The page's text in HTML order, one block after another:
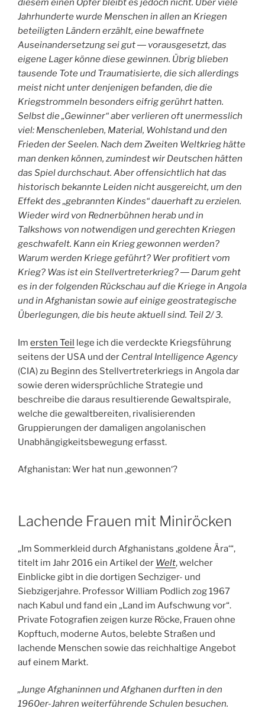
diesem einen Opfer bleibt es jedoch nicht. Über viele
Jahrhunderte wurde Menschen in allen an Kriegen
beteiligten Ländern erzählt, eine bewaffnete
Auseinandersetzung sei gut ― vorausgesetzt, das
eigene Lager könne diese gewinnen. Übrig blieben
tausende Tote und Traumatisierte, die sich allerdings
meist nicht unter denjenigen befanden, die die
Kriegstrommeln besonders eifrig gerührt hatten.
Selbst die „Gewinner“ aber verlieren oft unermesslich
viel: Menschenleben, Material, Wohlstand und den
Frieden der Seelen. Nach dem Zweiten Weltkrieg hätte
man denken können, zumindest wir Deutschen hätten
das Spiel durchschaut. Aber offensichtlich hat das
historisch bekannte Leiden nicht ausgereicht, um den
Effekt des „gebrannten Kindes“ dauerhaft zu erzielen.
Wieder wird von Rednerbühnen herab und in
Talkshows von notwendigen und gerechten Kriegen
geschwafelt. Kann ein Krieg gewonnen werden?
Warum werden Kriege geführt? Wer profitiert vom
Krieg? Was ist ein Stellvertreterkrieg? ― Darum geht
es in der folgenden Rückschau auf die Kriege in Angola
und in Afghanistan sowie auf einige geostrategische
Überlegungen, die bis heute aktuell sind. Teil 2/ 3.
Im ersten Teil lege ich die verdeckte Kriegsführung
seitens der USA und der Central Intelligence Agency
(CIA) zu Beginn des Stellvertreterkriegs in Angola dar
sowie deren widersprüchliche Strategie und
beschreibe die daraus resultierende Gewaltspirale,
welche die gewaltbereiten, rivalisierenden
Gruppierungen der damaligen angolanischen
Unabhängigkeitsbewegung erfasst.
Afghanistan: Wer hat nun ‚gewonnen‘?
Lachende Frauen mit Miniröcken
„Im Sommerkleid durch Afghanistans ‚goldene Ära‘“,
titelt im Jahr 2016 ein Artikel der Welt, welcher
Einblicke gibt in die dortigen Sechziger- und
Siebzigerjahre. Professor William Podlich zog 1967
nach Kabul und fand ein „Land im Aufschwung vor“.
Private Fotografien zeigen kurze Röcke, Frauen ohne
Kopftuch, moderne Autos, belebte Straßen und
lachende Menschen sowie das reichhaltige Angebot
auf einem Markt.
„Junge Afghaninnen und Afghanen durften in den
1960er-Jahren weiterführende Schulen besuchen.